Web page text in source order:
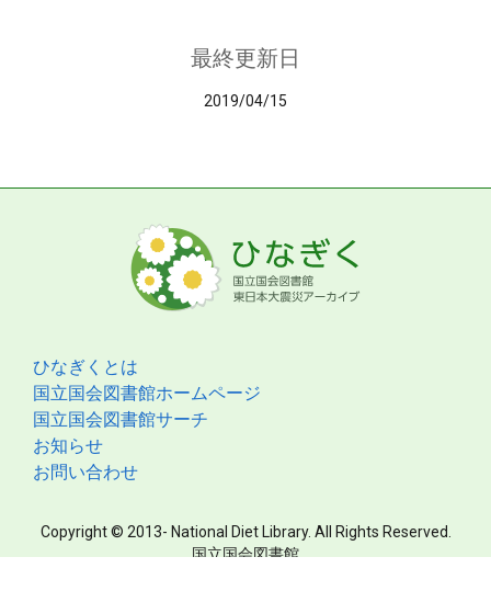
最終更新日
2019/04/15
ひなぎくとは
国立国会図書館ホームページ
国立国会図書館サーチ
お知らせ
お問い合わせ
Copyright © 2013- National Diet Library. All Rights Reserved.